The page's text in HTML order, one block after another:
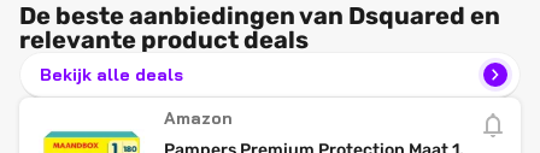
De beste aanbiedingen van Dsquared en
relevante product deals
Bekijk alle deals
Amazon